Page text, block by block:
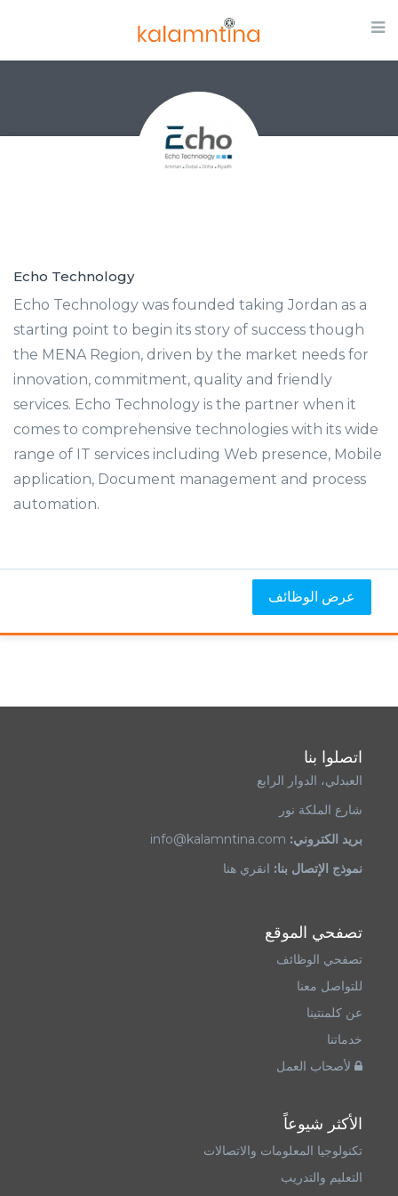
Echo Technology
Echo Technology was founded taking Jordan as a
starting point to begin its story of success though
the MENA Region, driven by the market needs for
innovation, commitment, quality and friendly
services. Echo Technology is the partner when it
comes to comprehensive technologies with its wide
range of IT services including Web presence, Mobile
application, Document management and process
automation.
عرض الوظائف
اتصلوا بنا
العبدلي، الدوار الرابع
شارع الملكة نور
بريد الكتروني: info@kalamntina.com
نموذج الإتصال بنا: انقري هنا
تصفحي الموقع
تصفحي الوظائف
للتواصل معنا
عن كلمنتينا
خدماتنا
لأصحاب العمل
الأكثر شيوعاً
تكنولوجيا المعلومات والاتصالات
التعليم والتدريب